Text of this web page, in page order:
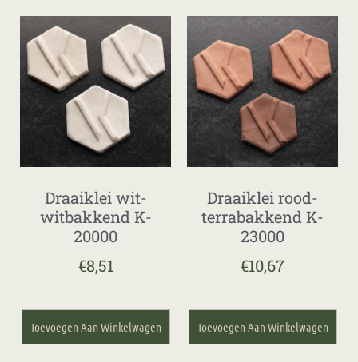
Draaiklei wit-
witbakkend K-
20000
€8,51
Toevoegen Aan Winkelwagen
Draaiklei rood-
terrabakkend K-
23000
€10,67
Toevoegen Aan Winkelwagen